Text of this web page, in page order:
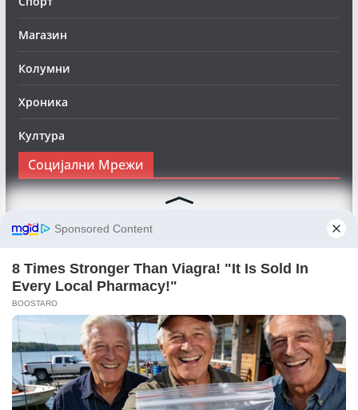
Магазин
Колумни
Хроника
Култура
Социјални Мрежи
Следете нè на Фејсбук за да сте во тек со најновите